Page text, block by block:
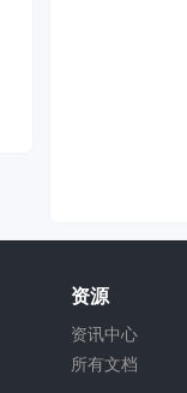
资源
资讯中心
所有文档